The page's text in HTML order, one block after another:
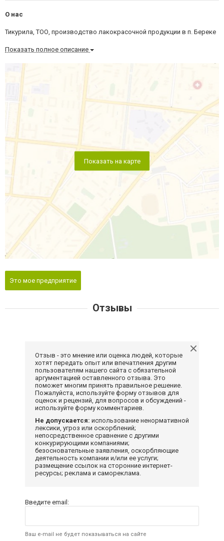
О нас
Тикурила, ТОО, производство лакокрасочной продукции в п. Береке
Показать полное описание
Показать на карте
Это мое предприятие
Отзывы
Отзыв - это мнение или оценка людей, которые
хотят передать опыт или впечатления другим
пользователям нашего сайта с обязательной
аргументацией оставленного отзыва. Это
поможет многим принять правильное решение.
Пожалуйста, используйте форму отзывов для
оценок и рецензий, для вопросов и обсуждений -
используйте форму комментариев.
Не допускается: использование ненормативной
лексики, угроз или оскорблений;
непосредственное сравнение с другими
конкурирующими компаниями;
безосновательные заявления, оскорбляющие
деятельность компании и/или ее услуги;
размещение ссылок на сторонние интернет-
ресурсы; реклама и самореклама.
Введите email:
Ваш e-mail не будет показываться на сайте